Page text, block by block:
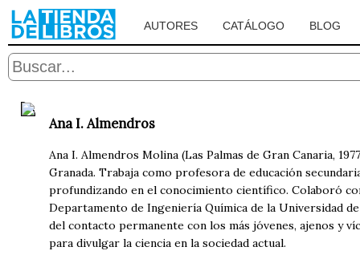
AUTORES CATÁLOGO BLOG
Ana I. Almendros
Ana I. Almendros Molina (Las Palmas de Gran Canaria,
Granada. Trabaja como profesora de educación
profundizando en el conocimiento científico. Colaboró
Departamento de Ingeniería Química de la Universidad
del contacto permanente con los más jóvenes, ajenos y
para divulgar la ciencia en la sociedad actual.